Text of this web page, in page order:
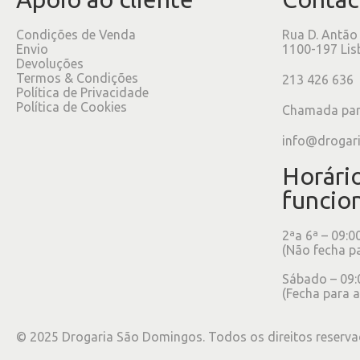
Condições de Venda
Envio
Devoluções
Termos & Condições
Política de Privacidade
Política de Cookies
Rua D.
1100-197
213 426 636
Chamada
2ªa 6ª –
(Não fecha
Sábado –
(Fecha para
© 2025 Drogaria São Domingos. Todos os direitos